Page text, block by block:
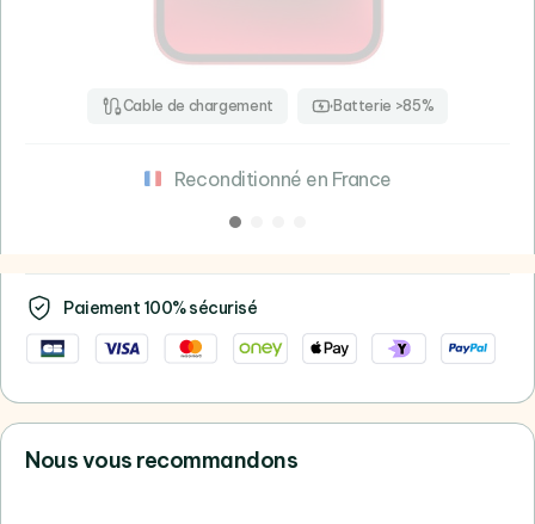
Cable de chargement Batterie >85%
Reconditionné en France
Paiement 100% sécurisé
Nous vous recommandons